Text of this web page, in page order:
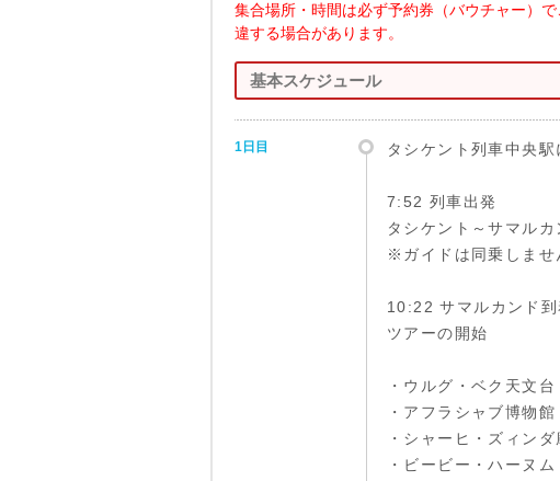
集合場所・時間は必ず予約券（バウチャー）
違する場合があります。
基本スケジュール
1日目 タシケント列車中央
7:52 列車出発
タシケント～サマル
※ガイドは同乗しませ
10:22 サマルカンド
ツアーの開始
・ウルグ・ベク天文台
・アフラシャブ博物
・シャーヒ・ズィン
・ビービー・ハーヌ